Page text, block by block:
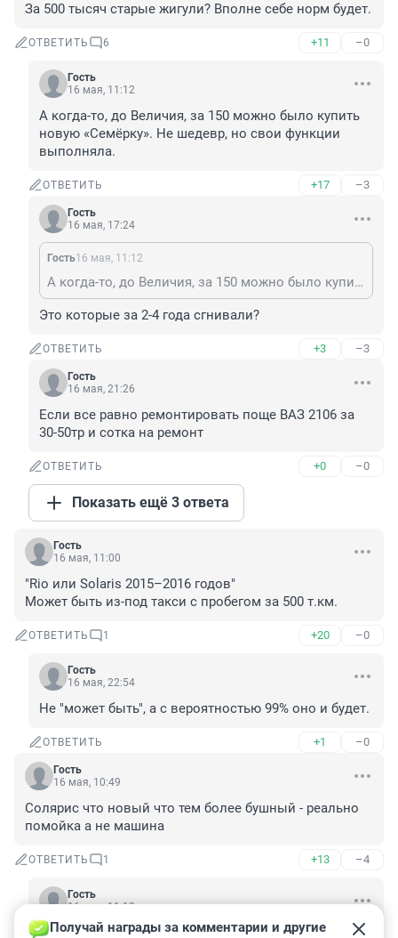
За 500 тысяч старые жигули? Вполне себе норм будет.
ОТВЕТИТЬ 6 +11 –0
Гость
16 мая, 11:12
А когда-то, до Величия, за 150 можно было купить
новую «Семёрку». Не шедевр, но свои функции
выполняла.
ОТВЕТИТЬ +17 –3
Гость
16 мая, 17:24
Гость16 мая, 11:12
А когда-то, до Величия, за 150 можно было купить новую «Семёрку». Не шедевр, но свои функции выполняла.
Это которые за 2-4 года сгнивали?
ОТВЕТИТЬ +3 –3
Гость
16 мая, 21:26
Если все равно ремонтировать поще ВАЗ 2106 за
30-50тр и сотка на ремонт
ОТВЕТИТЬ +0 –0
Показать ещё 3 ответа
Гость
16 мая, 11:00
"Rio или Solaris 2015–2016 годов"
Может быть из-под такси с пробегом за 500 т.км.
ОТВЕТИТЬ 1 +20 –0
Гость
16 мая, 22:54
Не "может быть", а с вероятностью 99% оно и будет.
ОТВЕТИТЬ +1 –0
Гость
16 мая, 10:49
Солярис что новый что тем более бушный - реально
помойка а не машина
ОТВЕТИТЬ 1 +13 –4
Гость
16 мая, 11:10
Мне тоже не понравился. Ездили с коллегой в Юргу
Получай награды за комментарии и другие